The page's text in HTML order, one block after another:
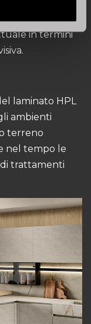
Offre
moderato,
in termini
laminato HPL
ambienti
terreno
nel tempo le
di trattamenti